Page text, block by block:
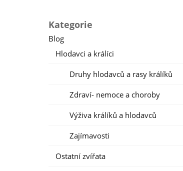
Kategorie
Blog
Hlodavci a králíci
Druhy hlodavců a rasy králíků
Zdraví- nemoce a choroby
Výživa králíků a hlodavců
Zajímavosti
Ostatní zvířata